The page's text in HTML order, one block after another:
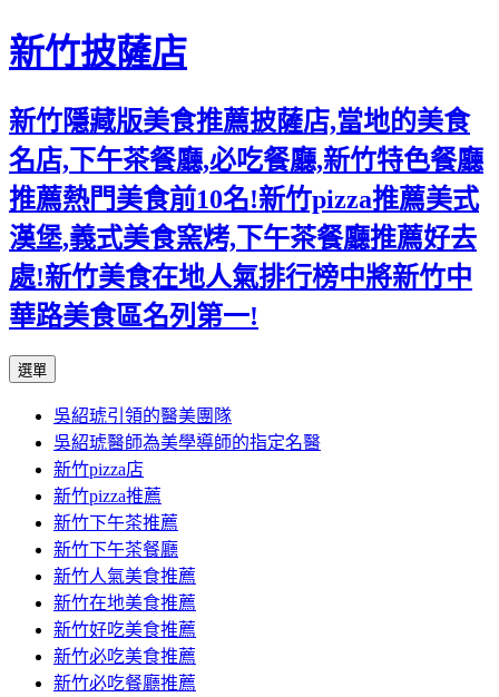
新竹披薩店
新竹隱藏版美食推薦披薩店,當地的美食
名店,下午茶餐廳,必吃餐廳,新竹特色餐廳
推薦熱門美食前10名!新竹pizza推薦美式
漢堡,義式美食窯烤,下午茶餐廳推薦好去
處!新竹美食在地人氣排行榜中將新竹中
華路美食區名列第一!
選單
主
要
內
容
吳紹琥引領的醫美團隊
吳紹琥醫師為美學導師的指定名醫
新竹pizza店
新竹pizza推薦
新竹下午茶推薦
新竹下午茶餐廳
新竹人氣美食推薦
新竹在地美食推薦
新竹好吃美食推薦
新竹必吃美食推薦
新竹必吃餐廳推薦